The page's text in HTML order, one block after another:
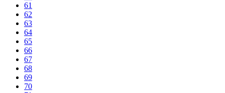
61
62
63
64
65
66
67
68
69
70